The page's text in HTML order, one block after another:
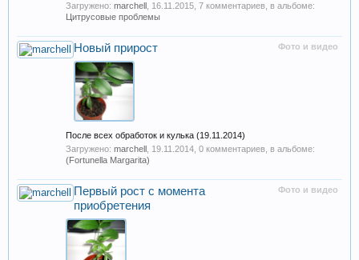
Загружено: marchell 16.11.2015 , 7 комментариев, в альбоме:
Цитрусовые проблемы
Фото и видео
Новый прирост
После всех обработок и кулька (19.11.2014)
Загружено: marchell 19.11.2014 , 0 комментариев, в альбоме:
(Fortunella Margarita)
Фото и видео
Первый рост с момента
приобретения